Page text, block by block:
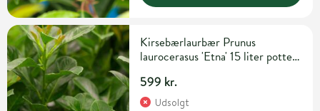
Kirsebærlaurbær Prunus
laurocerasus 'Etna' 15 liter potte
599 kr.
Udsolgt